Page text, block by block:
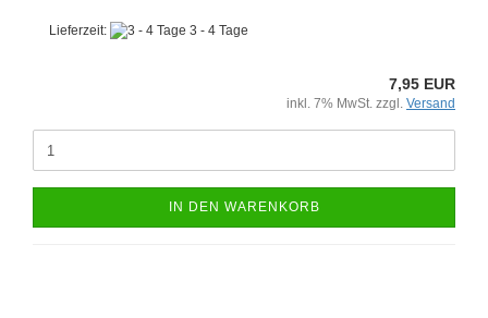
Lieferzeit: 3 - 4 Tage
7,95 EUR
inkl. 7% MwSt. zzgl. Versand
IN DEN WARENKORB